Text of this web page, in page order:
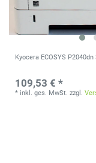
Kyocera ECOSYS
109,53 € *
* inkl. ges. MwSt. zzgl.